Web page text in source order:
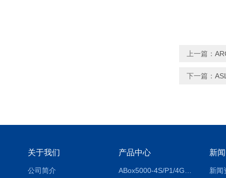
上一篇：
下一篇：
关于我们
公司简介
产品中心 新
新闻